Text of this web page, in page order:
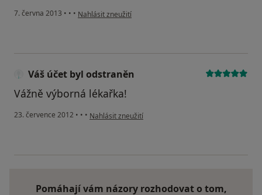
7. června 2013 • • • podle názoru uživatele Váš účet byl odstraněn
Nahlásit zneužití
Váš účet byl odstraněn
Vážně výborná lékařka!
23. července 2012 • • • podle názoru uživatele Váš účet byl odstraněn
Nahlásit zneužití
Pomáhají vám názory rozhodovat o tom,